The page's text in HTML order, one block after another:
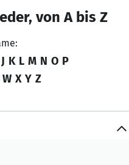
von A bis Z
J K L M N O P
W X Y Z